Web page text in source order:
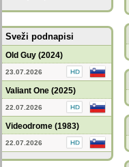
Sveži podnapisi
Old Guy (2024)
23.07.2026
Valiant One (2025)
22.07.2026
Videodrome (1983)
22.07.2026